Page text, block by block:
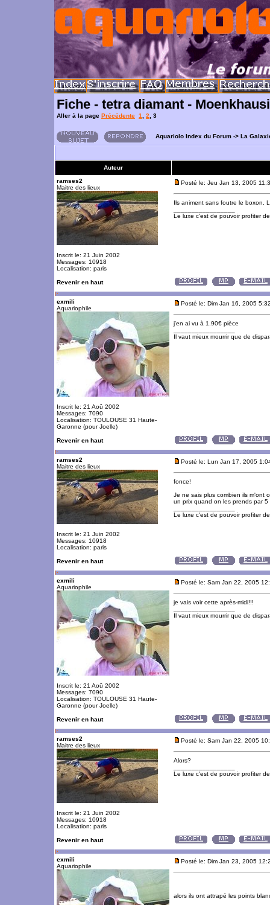
Fiche - tetra diamant -
Aller à la page Précédente 1 2 3
Aquariolo Index du Forum -> La
Auteur
ramses2
Maitre des lieux
Inscrit le: 21 Juin 2002
Messages: 10918
Localisation: paris
Posté le: Jeu Jan 13, 2005
Ils animent sans foutre le boxon.
Le luxe c'est de pouvoir profiter
Revenir en haut
exmili
Aquariophile
Inscrit le: 21 Aoû 2002
Messages: 7090
Localisation: TOULOUSE 31 Haute-
Garonne (pour Joelle)
Posté le: Dim Jan 16, 2005
j'en ai vu à 1.90€ pièce
Il vaut mieux mourrir que de
Revenir en haut
ramses2
Maitre des lieux
Inscrit le: 21 Juin 2002
Messages: 10918
Localisation: paris
Posté le: Lun Jan 17, 2005
fonce!
Je ne sais plus combien ils m'ont
un prix quand on les prends par
Le luxe c'est de pouvoir profiter
Revenir en haut
exmili
Aquariophile
Inscrit le: 21 Aoû 2002
Messages: 7090
Localisation: TOULOUSE 31 Haute-
Garonne (pour Joelle)
Posté le: Sam Jan 22, 2005
je vais voir cette après-midi!!!
Il vaut mieux mourrir que de
Revenir en haut
ramses2
Maitre des lieux
Inscrit le: 21 Juin 2002
Messages: 10918
Localisation: paris
Posté le: Sam Jan 22, 2005
Alors?
Le luxe c'est de pouvoir profiter
Revenir en haut
exmili
Aquariophile
Posté le: Dim Jan 23, 2005
alors ils ont attrapé les points